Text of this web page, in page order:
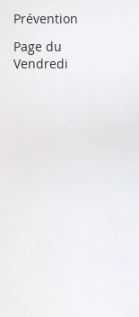
Prévention
Page du
Vendredi